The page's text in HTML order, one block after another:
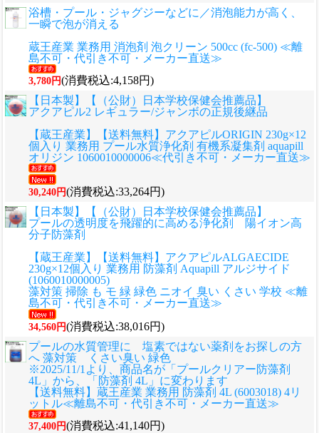
浴槽・プール・ジャグジーなどに／消泡能力が高く、
一瞬で泡が消える
蔵王産業 業務用 消泡剤 泡クリーン 500cc (fc-500) ≪離
島不可・代引き不可・メーカー直送≫
3,780円(消費税込:4,158円)
【日本製】【（公財）日本学校保健会推薦品】
アクアピル2 レギュラー/ジャンボの正規後継品
【蔵王産業】【送料無料】アクアピルORIGIN 230g×12
個入り 業務用 プール水質浄化剤 有機系凝集剤 aquapill
オリジン 1060010000006≪代引き不可・メーカー直送≫
30,240円(消費税込:33,264円)
【日本製】【（公財）日本学校保健会推薦品】
プールの透明度を飛躍的に高める浄化剤 陽イオン高
分子防藻剤
【蔵王産業】【送料無料】アクアピルALGAECIDE
230g×12個入り 業務用 防藻剤 Aquapill アルジサイド
(1060010000005)
藻対策 掃除 も モ 緑 緑色 ニオイ 臭い くさい 学校 ≪離
島不可・代引き不可・メーカー直送≫
34,560円(消費税込:38,016円)
プールの水質管理に 塩素ではない薬剤をお探しの方
へ 藻対策 くさい臭い 緑色
※2025/11/1より、商品名が「プールクリアー防藻剤
4L」から、「防藻剤 4L」に変わります
【送料無料】蔵王産業 業務用 防藻剤 4L (6003018) 4リ
ットル≪離島不可・代引き不可・メーカー直送≫
37,400円(消費税込:41,140円)